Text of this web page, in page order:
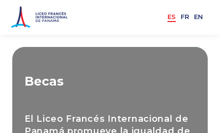
ES FR EN
Becas
El Liceo Francés Internacional de